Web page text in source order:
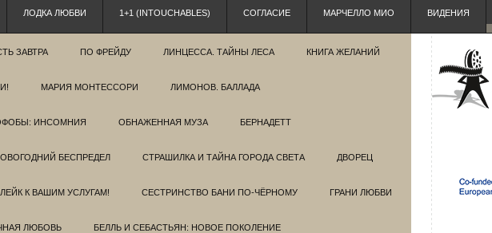
ЛОДКА ЛЮБВИ 1+1 (INTOUCHABLES) СОГЛАСИЕ МАРЧЕЛЛО МИО ВИДЕНИЯ
ЗАВТРА ПО ФРЕЙДУ ЛИНЦЕССА. ТАЙНЫ ЛЕСА КНИГА ЖЕЛАНИЙ
МАРИЯ МОНТЕССОРИ ЛИМОНОВ. БАЛЛАДА
ИНСОМНИЯ ОБНАЖЕННАЯ МУЗА БЕРНАДЕТТ
БЕСПРЕДЕЛ СТРАШИЛКА И ТАЙНА ГОРОДА СВЕТА ДВОРЕЦ
К ВАШИМ УСЛУГАМ! СЕСТРИНСТВО БАНИ ПО-ЧЁРНОМУ ГРАНИ ЛЮБВИ
ЛЮБОВЬ БЕЛЛЬ И СЕБАСТЬЯН: НОВОЕ ПОКОЛЕНИЕ